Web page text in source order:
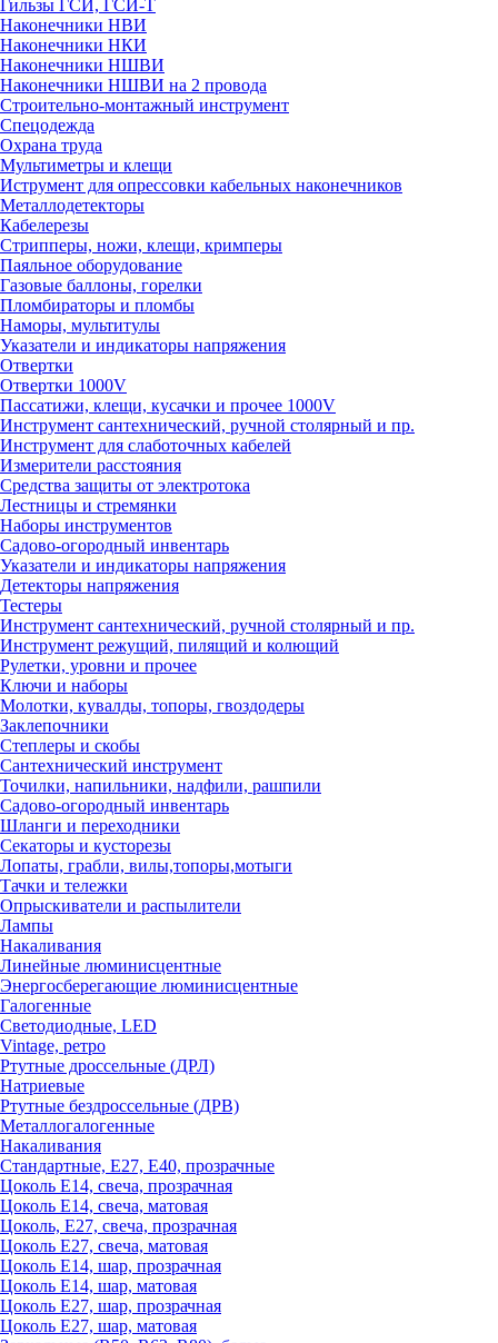
Гильзы ГСИ, ГСИ-Т
Наконечники НВИ
Наконечники НКИ
Наконечники НШВИ
Наконечники НШВИ на 2 провода
Строительно-монтажный инструмент
Спецодежда
Охрана труда
Мультиметры и клещи
Иструмент для опрессовки кабельных наконечников
Металлодетекторы
Кабелерезы
Стрипперы, ножи, клещи, кримперы
Паяльное оборудование
Газовые баллоны, горелки
Пломбираторы и пломбы
Наморы, мультитулы
Указатели и индикаторы напряжения
Отвертки
Отвертки 1000V
Пассатижи, клещи, кусачки и прочее 1000V
Инструмент сантехнический, ручной столярный и пр.
Инструмент для слаботочных кабелей
Измерители расстояния
Средства защиты от электротока
Лестницы и стремянки
Наборы инструментов
Садово-огородный инвентарь
Указатели и индикаторы напряжения
Детекторы напряжения
Тестеры
Инструмент сантехнический, ручной столярный и пр.
Инструмент режущий, пилящий и колющий
Рулетки, уровни и прочее
Ключи и наборы
Молотки, кувалды, топоры, гвоздодеры
Заклепочники
Степлеры и скобы
Сантехнический инструмент
Точилки, напильники, надфили, рашпили
Садово-огородный инвентарь
Шланги и переходники
Секаторы и кусторезы
Лопаты, грабли, вилы,топоры,мотыги
Тачки и тележки
Опрыскиватели и распылители
Лампы
Накаливания
Линейные люминисцентные
Энергосберегающие люминисцентные
Галогенные
Светодиодные, LED
Vintage, ретро
Ртутные дроссельные (ДРЛ)
Натриевые
Ртутные бездроссельные (ДРВ)
Металлогалогенные
Накаливания
Стандартные, Е27, Е40, прозрачные
Цоколь Е14, свеча, прозрачная
Цоколь Е14, свеча, матовая
Цоколь, Е27, свеча, прозрачная
Цоколь Е27, свеча, матовая
Цоколь Е14, шар, прозрачная
Цоколь Е14, шар, матовая
Цоколь Е27, шар, прозрачная
Цоколь Е27, шар, матовая